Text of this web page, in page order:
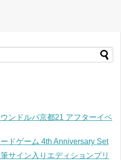
ンドルパ京都21 アフターイベ
ドゲーム 4th Anniversary Set
サイン入りエディションプリ